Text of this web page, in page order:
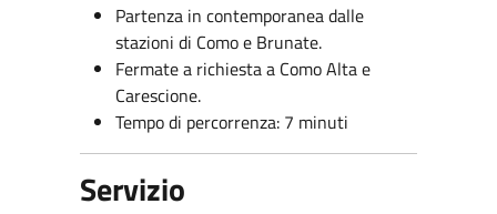
Partenza in contemporanea dalle
stazioni di Como e Brunate.
Fermate a richiesta a Como Alta e
Carescione.
Tempo di percorrenza: 7 minuti
Servizio